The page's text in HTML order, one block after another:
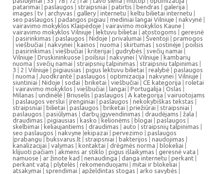
patarimai | paslaugos | straipsniai | patirtis | bendras | galerija |
images | tv | archyvas | gallery | internetu | keltu bilietai internetu |
seo paslaugos | padangos pigiau | mediniai langai Vilniuje | nakvynė |
vairavimo mokyklos Klaipėdoje | vairavimo mokyklos Kaune |
vairavimo mokyklos Vilniuje | lektuvu bilietai | atostogoms | geresnė
| pasirinkimas | paslaugos | Nidoje | privalumai | Šventoji | pramogos
| viešbučiai | nakvynei | kainos | nuoma | skirtumas | sostinėje | poilsis
| pasirinkimas | viešbučiai | kriterijai | gudrybės | svečių namai |
Vilniuje | Druskininkuose | poilsiui | nakvynei | Vilniuje |kambarių
nuoma | svečių namai | straipsnių talpinimas | straipsniu talpinimas |
3 | 2 | Vilniuje |pigiausias | pigus lektuvu bilietai | realybė | paslaugos
| nuoma | Juodkrantė | paslaugos | optimizacija | nakvynei | Vilniuje |
siuntiniai | Nidoje | sodai | briketai | viešbučiai | CE kategorija | roletai
| vairavimo mokyklos | viešbučiai | langai | Portugalija | Oslas |
Milanas | undinėlė | Briuselis | paslaugos | A kategorija | vairuotojams
| paslaugos verslui | įrenginiai | paslaugos | nekokybiškas tekstas |
straipsniai | bilietai |paslaugos | briketai | priežiūrai | straipsniai |
paslaugos | pasiūlymas | darbų įgyvendinimas | draudėjams | žala |
draudimas | pigiausias | kasko|kelionėms | blogai | paslaugos |
skelbimai | keliaujantiems | draudimas | auto | straipsnių talpinimas |
seo paslaugos | nakvyne |ekipazai | pervezimo | paslaugos
|prabangu | buksvarus.lt | straipsniai | bakterijos | naudojimas |
kanalizacijai | valymas | kontaktai | drėgmės norma | blokeliai |
klijuoti pačiam | akmens ar stiklo | pigus išlaikymas | geresnė vata |
namuose | ar žinote kad | nenaudinga | danga internetu | perkant |
perkant vatą | plytelės | rekomenduojami | mitai ir blokeliai |
atsakymai | sprendimai | apželdintas stogas | arko savybės |